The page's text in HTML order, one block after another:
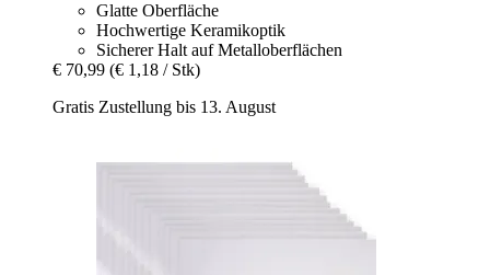
Glatte Oberfläche
Hochwertige Keramikoptik
Sicherer Halt auf Metalloberflächen
€ 70,99 (€ 1,18 / Stk)
Gratis Zustellung bis 13. August